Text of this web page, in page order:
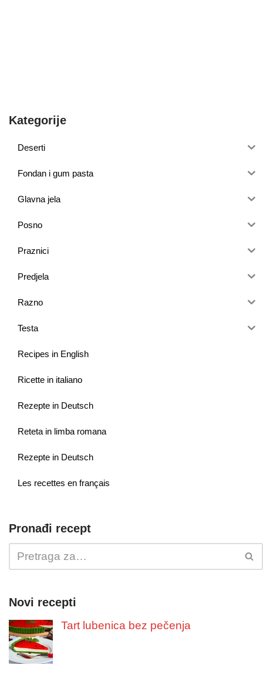
Kategorije
Deserti
Fondan i gum pasta
Glavna jela
Posno
Praznici
Predjela
Razno
Testa
Recipes in English
Ricette in italiano
Rezepte in Deutsch
Reteta in limba romana
Rezepte in Deutsch
Les recettes en français
Pronađi recept
Novi recepti
Tart lubenica bez pečenja